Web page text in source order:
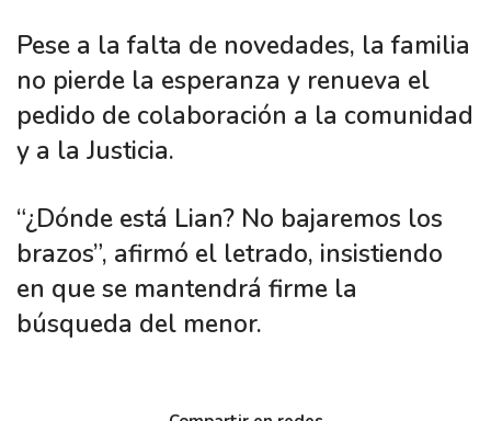
Pese a la falta de novedades, la familia
no pierde la esperanza y renueva el
pedido de colaboración a la comunidad
y a la Justicia.
“¿Dónde está Lian? No bajaremos los
brazos”, afirmó el letrado, insistiendo
en que se mantendrá firme la
búsqueda del menor.